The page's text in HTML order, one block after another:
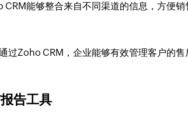
CRM能够整合来自不同渠道的信息，方便
通过Zoho CRM，企业能够有效管理客户的
告工具